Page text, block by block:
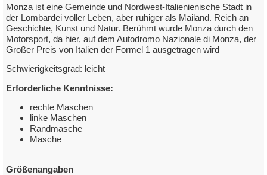
Herrenpullover Monza
mit Elisa Merino 120
Monza ist eine Gemeinde und Nordwest-Italienienische Stadt in
der Lombardei voller Leben, aber ruhiger als Mailand. Reich an
Geschichte, Kunst und Natur. Berühmt wurde Monza durch den
Motorsport, da hier, auf dem Autodromo Nazionale di Monza, der
Großer Preis von Italien der Formel 1 ausgetragen wird
Schwierigkeitsgrad: leicht
Erforderliche Kenntnisse:
rechte Maschen
linke Maschen
Randmasche
Masche
Größenangaben